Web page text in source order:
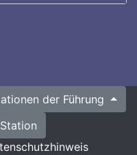
der Führung